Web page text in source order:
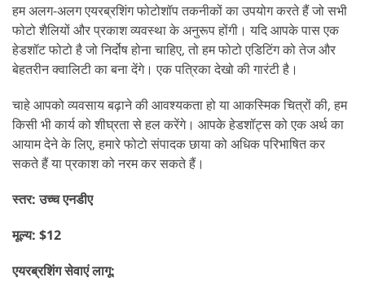
हम अलग-अलग एयरब्रशिंग फोटोशॉप तकनीकों का उपयोग करते हैं जो सभी
फोटो शैलियों और प्रकाश व्यवस्था के अनुरूप होंगी। यदि आपके पास एक
हेडशॉट फोटो है जो निर्दोष होना चाहिए, तो हम फोटो एडिटिंग को तेज और
बेहतरीन क्वालिटी का बना देंगे। एक पत्रिका देखो की गारंटी है।
चाहे आपको व्यवसाय बढ़ाने की आवश्यकता हो या आकस्मिक चित्रों की, हम
किसी भी कार्य को शीघ्रता से हल करेंगे। आपके हेडशॉट्स को एक अर्थ का
आयाम देने के लिए, हमारे फोटो संपादक छाया को अधिक परिभाषित कर
सकते हैं या प्रकाश को नरम कर सकते हैं।
स्तर: उच्च एनडीए
मूल्य: $12
एयरब्रशिंग सेवाएं लागू: